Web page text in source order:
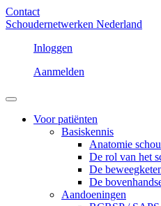
Contact
Schoudernetwerken Nederland
Inloggen
Aanmelden
Voor patiënten
Basiskennis
Anatomie
De rol van het
De
De
Aandoeningen